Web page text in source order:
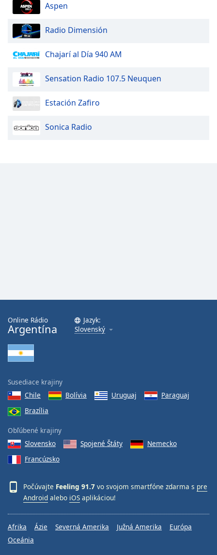
Aspen
Radio Dimensión
Chajarí al Día 940 AM
Sensation Radio 107.5 Neuquen
Estación Zafiro
Sonica Radio
Online Rádio
Argentína
Jazyk:
Slovenský
Susediace krajiny
Chile
Bolívia Uruguaj
Paraguaj
Brazília
Obľúbené krajiny
Slovensko
Spojené Štáty
Nemecko
Francúzsko
Počúvajte Feeling 91.7 vo svojom smartfóne zdarma s pre
Android alebo iOS aplikáciou!
Afrika Ázie Severná Amerika Južná Amerika
Európa
Oceánia